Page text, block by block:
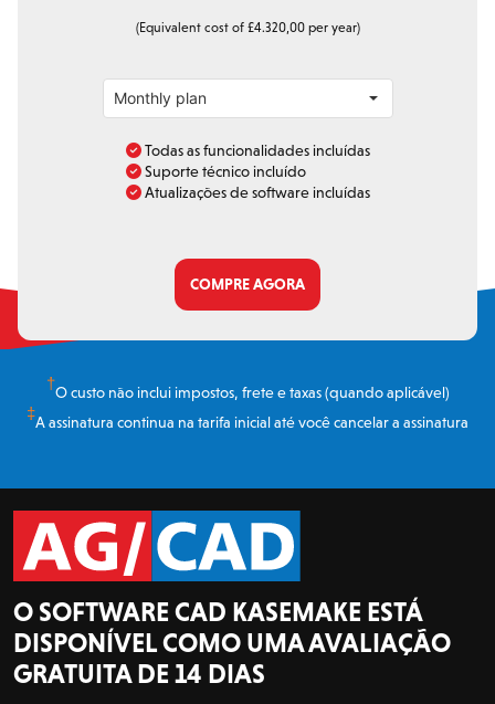
(Equivalent cost of £4.320,00 per year)
Todas as funcionalidades incluídas
Suporte técnico incluído
Atualizações de software incluídas
COMPRE AGORA
†O custo não inclui impostos, frete e taxas (quando aplicável)
‡A assinatura continua na tarifa inicial até você cancelar a assinatura
O SOFTWARE CAD KASEMAKE ESTÁ
DISPONÍVEL COMO UMA AVALIAÇÃO
GRATUITA DE 14 DIAS